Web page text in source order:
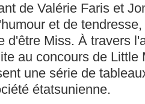
de Valérie Faris et
et de
d'être Miss. À travers
au concours de Little
une série de
étatsunienne.